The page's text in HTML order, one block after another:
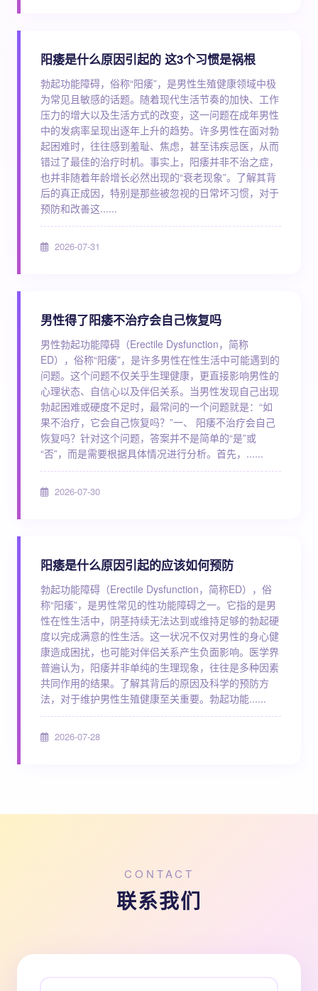
阳痿是什么原因引起的 这3个习惯是祸根
勃起功能障碍，俗称“阳痿”，是男性生殖健康领域中极
为常见且敏感的话题。随着现代生活节奏的加快、工作
压力的增大以及生活方式的改变，这一问题在成年男性
中的发病率呈现出逐年上升的趋势。许多男性在面对勃
起困难时，往往感到羞耻、焦虑，甚至讳疾忌医，从而
错过了最佳的治疗时机。事实上，阳痿并非不治之症，
也并非随着年龄增长必然出现的“衰老现象”。了解其背
后的真正成因，特别是那些被忽视的日常坏习惯，对于
预防和改善这......
2026-07-31
男性得了阳痿不治疗会自己恢复吗
男性勃起功能障碍（Erectile Dysfunction，简称
ED），俗称“阳痿”，是许多男性在性生活中可能遇到的
问题。这个问题不仅关乎生理健康，更直接影响男性的
心理状态、自信心以及伴侣关系。当男性发现自己出现
勃起困难或硬度不足时，最常问的一个问题就是：“如
果不治疗，它会自己恢复吗？”一、 阳痿不治疗会自己
恢复吗？针对这个问题，答案并不是简单的“是”或
“否”，而是需要根据具体情况进行分析。首先，......
2026-07-30
阳痿是什么原因引起的应该如何预防
勃起功能障碍（Erectile Dysfunction，简称ED），俗
称“阳痿”，是男性常见的性功能障碍之一。它指的是男
性在性生活中，阴茎持续无法达到或维持足够的勃起硬
度以完成满意的性生活。这一状况不仅对男性的身心健
康造成困扰，也可能对伴侣关系产生负面影响。医学界
普遍认为，阳痿并非单纯的生理现象，往往是多种因素
共同作用的结果。了解其背后的原因及科学的预防方
法，对于维护男性生殖健康至关重要。勃起功能......
2026-07-28
CONTACT
联系我们